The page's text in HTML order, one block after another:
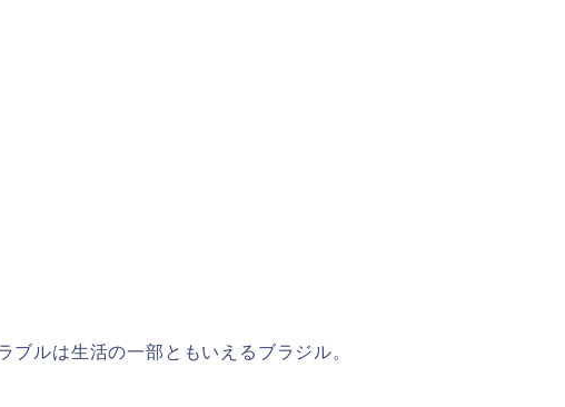
ブルは生活の一部ともいえるブラジル。